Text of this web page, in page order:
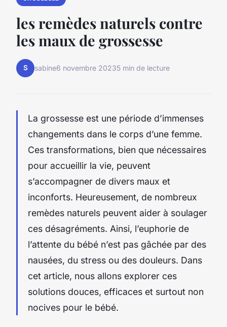
les remèdes naturels contre
les maux de grossesse
S sabine6 novembre 20235 min de lecture
La grossesse est une période d’immenses
changements dans le corps d’une femme.
Ces transformations, bien que nécessaires
pour accueillir la vie, peuvent
s’accompagner de divers maux et
inconforts. Heureusement, de nombreux
remèdes naturels peuvent aider à soulager
ces désagréments. Ainsi, l’euphorie de
l’attente du bébé n’est pas gâchée par des
nausées, du stress ou des douleurs. Dans
cet article, nous allons explorer ces
solutions douces, efficaces et surtout non
nocives pour le bébé.